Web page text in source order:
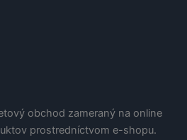
obchod zameraný na online
prostredníctvom e-shopu.